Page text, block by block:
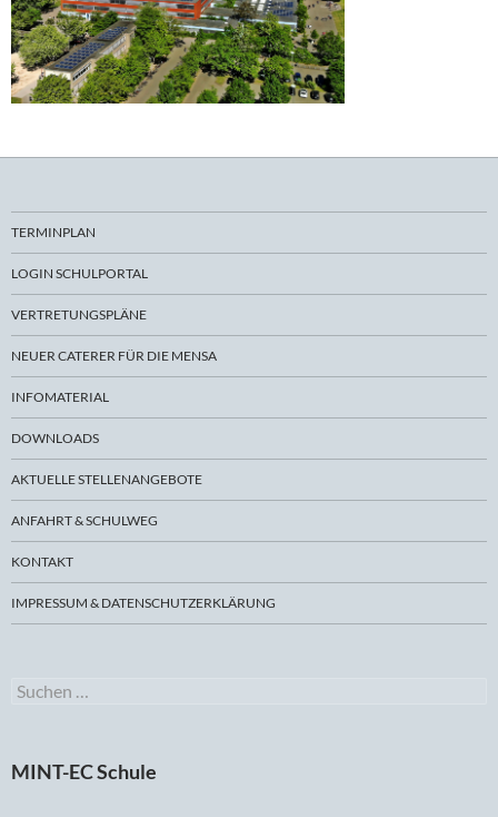
TERMINPLAN
LOGIN SCHULPORTAL
VERTRETUNGSPLÄNE
NEUER CATERER FÜR DIE MENSA
INFOMATERIAL
DOWNLOADS
AKTUELLE STELLENANGEBOTE
ANFAHRT & SCHULWEG
KONTAKT
IMPRESSUM & DATENSCHUTZERKLÄRUNG
Suchen
MINT-EC Schule